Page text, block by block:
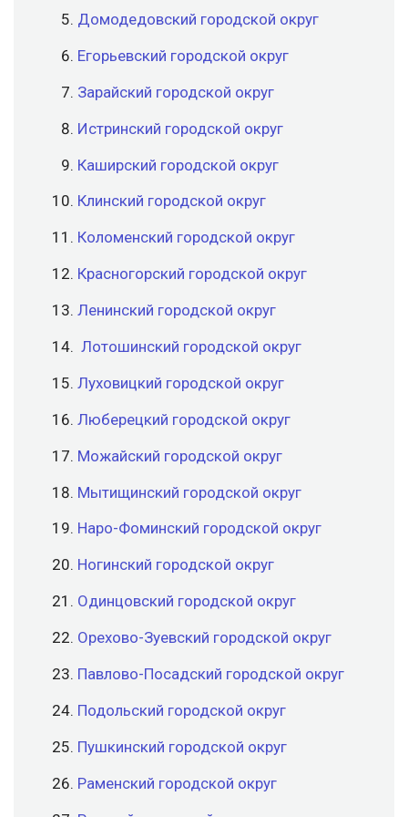
Домодедовский городской округ
Егорьевский городской округ
Зарайский городской округ
Истринский городской округ
Каширский городской округ
Клинский городской округ
Коломенский городской округ
Красногорский городской округ
Ленинский городской округ
Лотошинский городской округ
Луховицкий городской округ
Люберецкий городской округ
Можайский городской округ
Мытищинский городской округ
Наро-Фоминский городской округ
Ногинский городской округ
Одинцовский городской округ
Орехово-Зуевский городской округ
Павлово-Посадский городской округ
Подольский городской округ
Пушкинский городской округ
Раменский городской округ